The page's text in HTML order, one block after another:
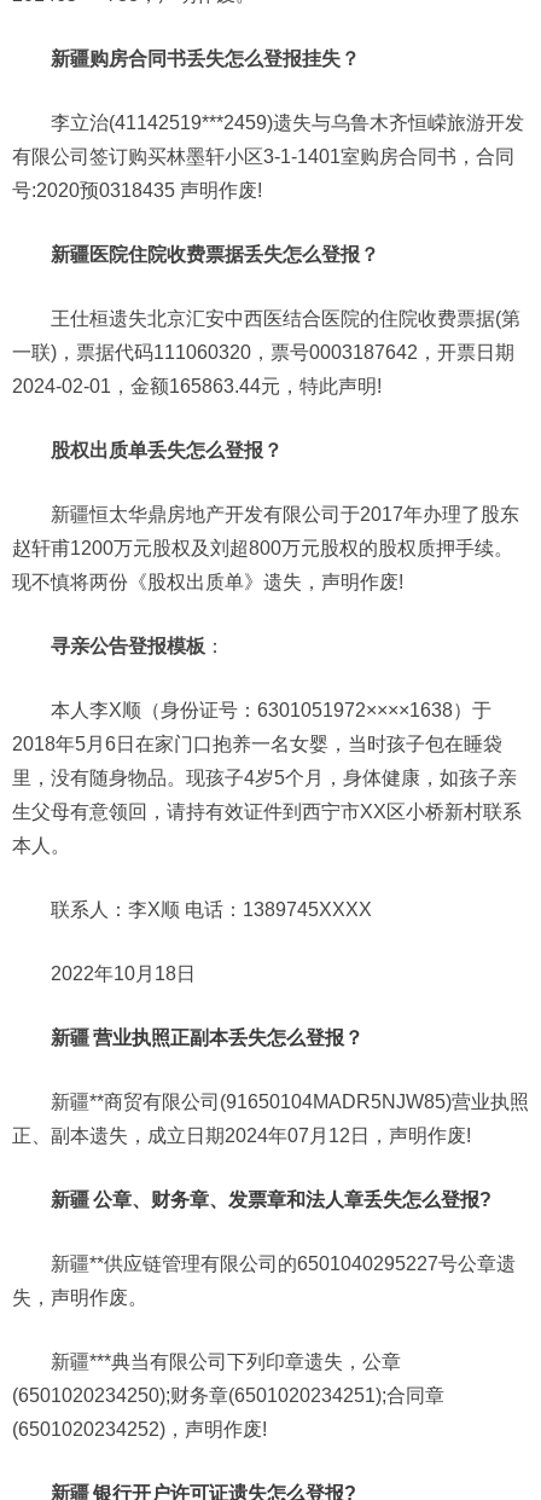
新疆购房合同书丢失怎么登报挂失？
李立治(41142519***2459)遗失与乌鲁木齐恒嵘旅游开发
有限公司签订购买林墨轩小区3-1-1401室购房合同书，合同
号:2020预0318435 声明作废!
新疆医院住院收费票据丢失怎么登报？
王仕桓遗失北京汇安中西医结合医院的住院收费票据(第
一联)，票据代码111060320，票号0003187642，开票日期
2024-02-01，金额165863.44元，特此声明!
股权出质单丢失怎么登报？
新疆恒太华鼎房地产开发有限公司于2017年办理了股东
赵轩甫1200万元股权及刘超800万元股权的股权质押手续。
现不慎将两份《股权出质单》遗失，声明作废!
寻亲公告登报模板 ：
本人李X顺（身份证号：6301051972××××1638）于
2018年5月6日在家门口抱养一名女婴，当时孩子包在睡袋
里，没有随身物品。现孩子4岁5个月，身体健康，如孩子亲
生父母有意领回，请持有效证件到西宁市XX区小桥新村联系
本人。
联系人：李X顺 电话：1389745XXXX
2022年10月18日
新疆营业执照正副本丢失怎么登报？
新疆**商贸有限公司(91650104MADR5NJW85)营业执照
正、副本遗失，成立日期2024年07月12日，声明作废!
新疆公章、财务章、发票章和法人章丢失怎么登报?
新疆**供应链管理有限公司的6501040295227号公章遗
失，声明作废。
新疆***典当有限公司下列印章遗失，公章
(6501020234250);财务章(6501020234251);合同章
(6501020234252)，声明作废!
新疆银行开户许可证遗失怎么登报?